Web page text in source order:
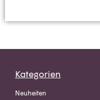
Kategorien
Neuheiten